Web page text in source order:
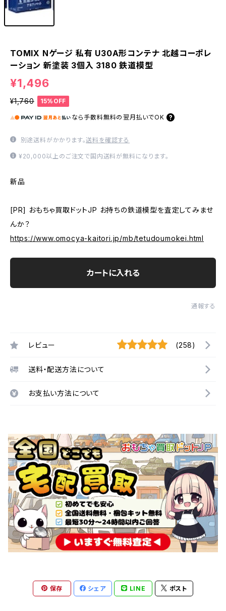
TOMIX Nゲージ 私有 U30A形コンテナ 北越コーポレ
ーション 新塗装 3個入 3180 鉄道模型
¥1,496
¥1,760 15%OFF
なら 手数料無料の 翌月払いでOK
別途送料がかかります。送料を確認する
¥20,000以上のご注文で国内送料が無料になります。
新品
[PR] おもちゃ買取ドットJP お持ちの鉄道模型を査定してみませ
んか？
https://www.omocya-kaitori.jp/mb/tetudoumokei.html
カートに入れる
通報する
レビュー (258)
送料・配送方法について
お支払い方法について
保存 シェア LINE ポスト